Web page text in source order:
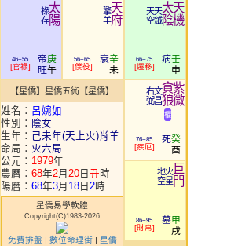
太
陽
祿
存
46~55
官祿
帝
旺
庚
午
天
府
擎
羊
56~65
僕役
衰辛
未
天
機
太
陰
天
鉞
天
空
66~75
遷移
病壬
申
【星僑】星僑五術【星僑】
姓名： 呂婉如
性別： 陰女
生年： 己未年(天上火)肖羊
命局： 火六局
公元： 1979年
農曆： 68年2月 20 日 丑時
陽曆： 68年3月 18 日 2時
星僑易學軟體
Copyright(C)1983-2026
免費排盤 數位命理街| 星僑
紫
微
貪
狼
權
文
昌
右
弼
76~85
疾厄
死癸
酉
巨
門
火
星
地
空
86~95
財帛
墓甲
戌